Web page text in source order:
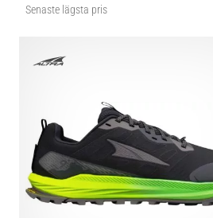
Senaste lägsta pris